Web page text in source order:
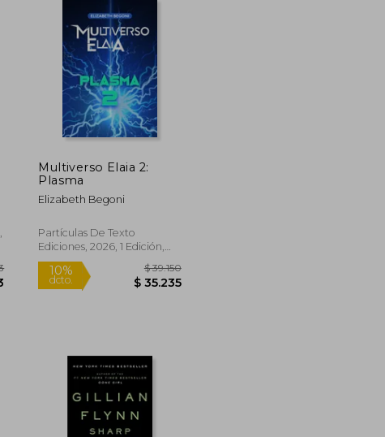
$ 47.900
50%
dcto.
$ 86.963
Multiverso Elaia 2:
Plasma
Elizabeth Begoni
Partículas De Texto
Ediciones, 2026, 1 Edición,
Tapa Blanda, Nuevo
10%